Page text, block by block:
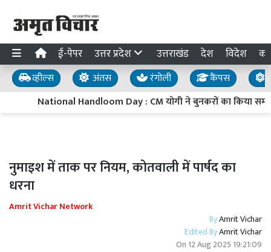
ई-पेपर उत्तर प्रदेश उत्तराखंड देश विदेश
व्हील्स अंतस रंगोली कैंपस
National Handloom Day : CM योगी ने बुनकरों का किया
नुमाइश में ताक पर नियम, कोतवाली में पार्षद का
धरना
Amrit Vichar Network
ByAmrit Vichar
Edited ByAmrit Vichar
On 12 Aug 2025 19:21:09